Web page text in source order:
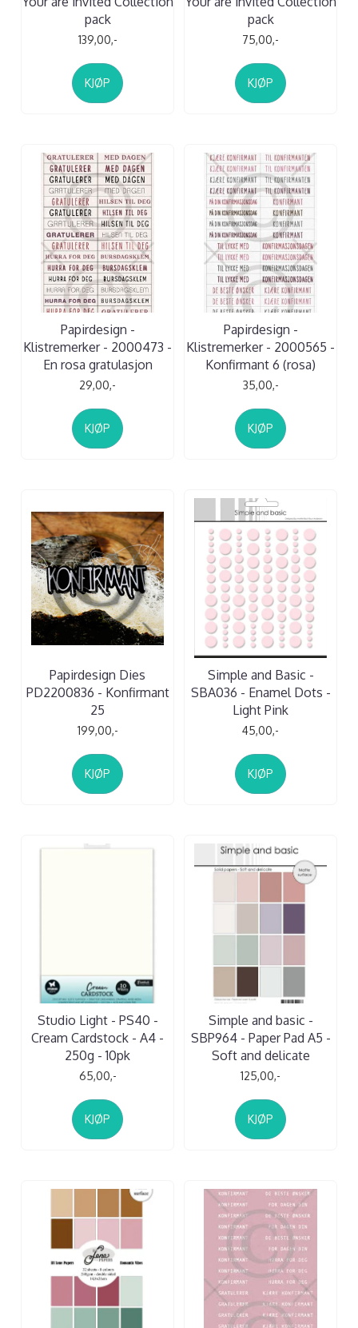
pack
139,00,-
KJØP
pack
75,00,-
KJØP
Papirdesign -
Klistremerker - 2000473 -
En rosa gratulasjon
29,00,-
KJØP
Papirdesign -
Klistremerker - 2000565 -
Konfirmant 6 (rosa)
35,00,-
KJØP
Papirdesign Dies
PD2200836 - Konfirmant
25
199,00,-
KJØP
Simple and Basic -
SBA036 - Enamel Dots -
Light Pink
45,00,-
KJØP
Studio Light - PS40 -
Cream Cardstock - A4 -
250g - 10pk
65,00,-
KJØP
Simple and basic -
SBP964 - Paper Pad A5 -
Soft and delicate
125,00,-
KJØP